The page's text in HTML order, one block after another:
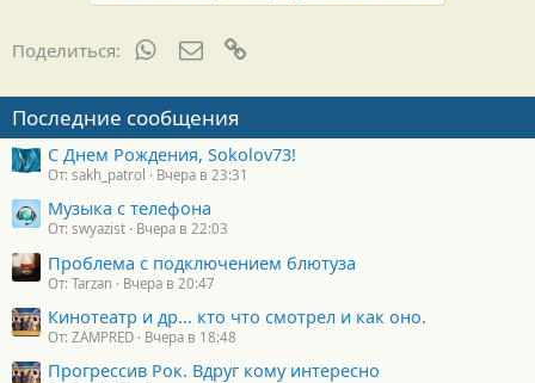
а
р
о
с
т
и
:
Поделиться: WhatsAppЭлектронная почта
Последние сообщения
С Днем Рождения, Sokolov73!
От: sakh_patrol Вчера в 23:31
Музыка с телефона
От: swyazist Вчера в 22:03
Проблема с подключением блютуза
От: Tarzan Вчера в 20:47
Кинотеатр и др... кто что смотрел и как оно.
От: ZAMPRED Вчера в 18:48
Прогрессив Рок. Вдруг кому интересно